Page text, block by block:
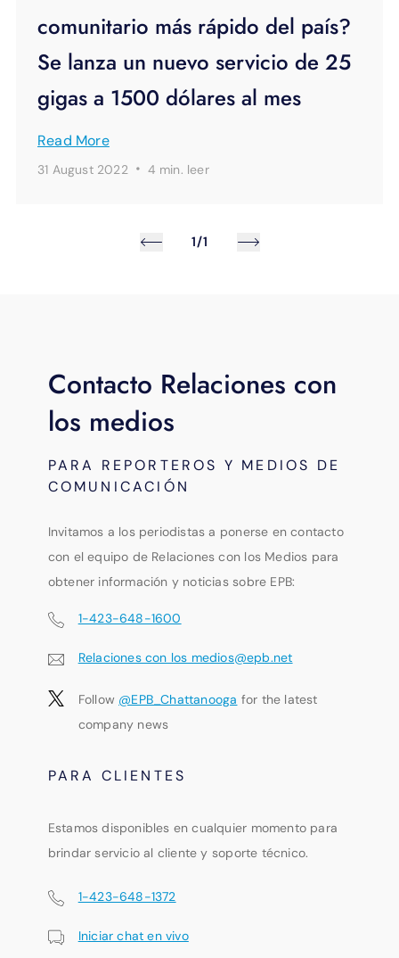
comunitario más rápido del país?
Se lanza un nuevo servicio de 25
gigas a 1500 dólares al mes
Read More
31 August 2022 · 4 min. leer
1/1
Contacto Relaciones con
los medios
PARA REPORTEROS Y MEDIOS DE
COMUNICACIÓN
Invitamos a los periodistas a ponerse en contacto
con el equipo de Relaciones con los Medios para
obtener información y noticias sobre EPB:
1-423-648-1600
Relaciones con los medios@epb.net
Follow @EPB_Chattanooga for the latest
company news
PARA CLIENTES
Estamos disponibles en cualquier momento para
brindar servicio al cliente y soporte técnico.
1-423-648-1372
Iniciar chat en vivo